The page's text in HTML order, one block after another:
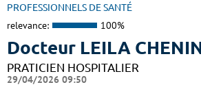
PROFESSIONNELS DE SANTÉ
relevance: 100%
Docteur LEILA
PRATICIEN HOSPITALIER
29/04/2026 09:50